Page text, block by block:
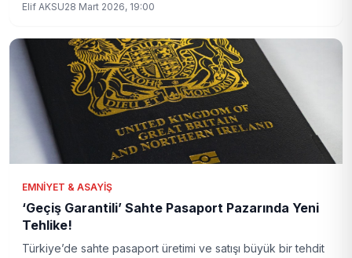
Elif AKSU28 Mart 2026, 19:00
EMNIYET & ASAYIŞ
‘Geçiş Garantili’ Sahte Pasaport Pazarında Yeni
Tehlike!
Türkiye’de sahte pasaport üretimi ve satışı büyük bir tehdit